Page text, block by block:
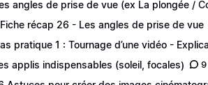
angles de prise de vue (ex La plongée /
Fiche récap 26 - Les angles de prise de vue
pratique 1 : Tournage d’une vidéo -
applis indispensables (soleil, focales) 9